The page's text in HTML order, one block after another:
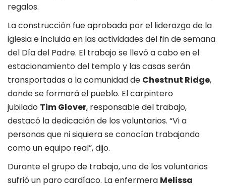
regalos.
La construcción fue aprobada por el liderazgo de la
iglesia e incluida en las actividades del fin de semana
del Día del Padre. El trabajo se llevó a cabo en el
estacionamiento del templo y las casas serán
transportadas a la comunidad de Chestnut Ridge,
donde se formará el pueblo. El carpintero
jubilado Tim Glover, responsable del trabajo,
destacó la dedicación de los voluntarios. “Vi a
personas que ni siquiera se conocían trabajando
como un equipo real”, dijo.
Durante el grupo de trabajo, uno de los voluntarios
sufrió un paro cardíaco. La enfermera Melissa